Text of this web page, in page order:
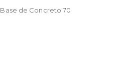
Base de Concreto 70